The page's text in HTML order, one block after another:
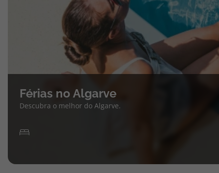
Férias no Algarve
Descubra o melhor do Algarve.